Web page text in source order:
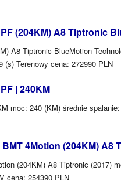
(204KM) A8 Tiptronic
A8 Tiptronic BlueMotion
Terenowy cena: 272990 PLN
| 240KM
moc: 240 (KM) średnie
4Motion (204KM) A8
(204KM) A8 Tiptronic (2017)
cena: 254390 PLN